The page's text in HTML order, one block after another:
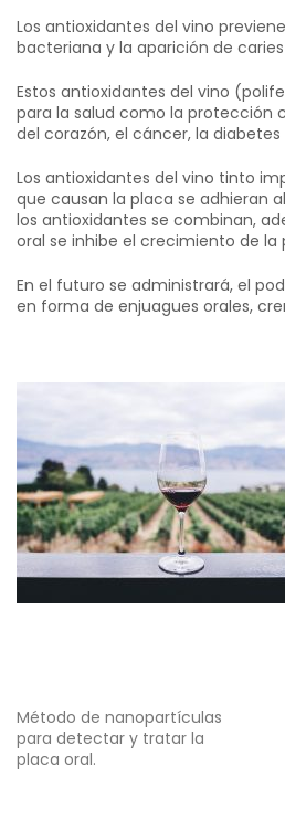
Los antioxidantes del vino
bacteriana y la aparición de
Estos antioxidantes del vino
para la salud como la protección
del corazón, el cáncer, la diabetes
Los antioxidantes del vino tinto
que causan la placa se adhieran
los antioxidantes se combinan,
oral se inhibe el crecimiento de la
En el futuro se administrará, el
en forma de enjuagues orales,
Navegación
de
entradas
Método de nanopartículas
para detectar y tratar la
placa oral.